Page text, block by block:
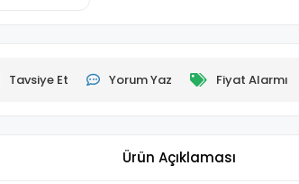
Tavsiye Et Yorum Yaz Fiyat Alarmı
Ürün Açıklaması